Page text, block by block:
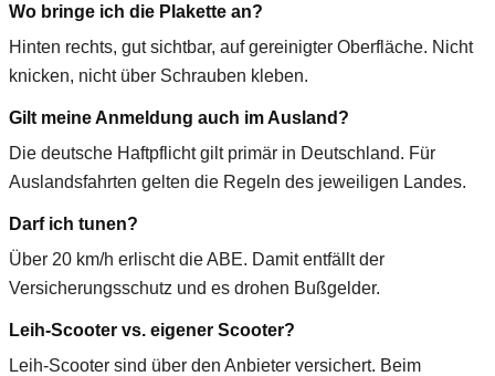
Wo bringe ich die Plakette an?
Hinten rechts, gut sichtbar, auf gereinigter Oberfläche. Nicht
knicken, nicht über Schrauben kleben.
Gilt meine Anmeldung auch im Ausland?
Die deutsche Haftpflicht gilt primär in Deutschland. Für
Auslandsfahrten gelten die Regeln des jeweiligen Landes.
Darf ich tunen?
Über 20 km/h erlischt die ABE. Damit entfällt der
Versicherungsschutz und es drohen Bußgelder.
Leih-Scooter vs. eigener Scooter?
Leih-Scooter sind über den Anbieter versichert. Beim